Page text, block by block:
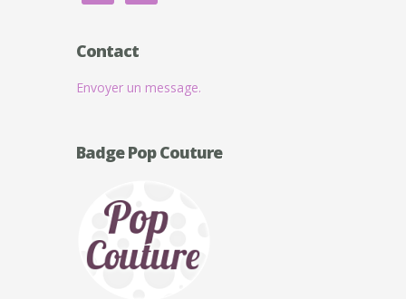
Contact
Envoyer un message.
Badge Pop Couture